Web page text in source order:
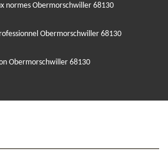
normes Obermorschwiller 68130
Obermorschwiller 68130
Obermorschwiller 68130